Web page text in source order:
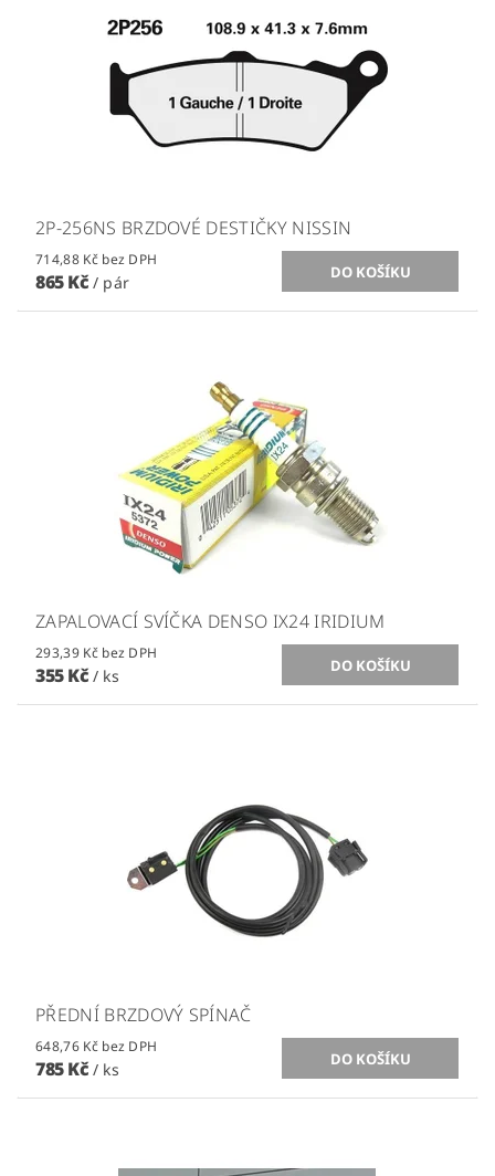
2P-256NS BRZDOVÉ DESTIČKY NISSIN
714,88 Kč bez DPH
865 Kč / pár
ZAPALOVACÍ SVÍČKA DENSO IX24 IRIDIUM
293,39 Kč bez DPH
355 Kč / ks
PŘEDNÍ BRZDOVÝ SPÍNAČ
648,76 Kč bez DPH
785 Kč / ks